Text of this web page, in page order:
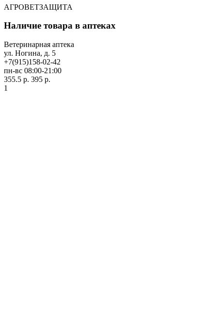
АГРОВЕТЗАЩИТА
Наличие товара в аптеках
Ветеринарная аптека
ул. Ногина, д. 5
+7(915)158-02-42
пн-вс 08:00-21:00
355.5 р. 395 р.
1